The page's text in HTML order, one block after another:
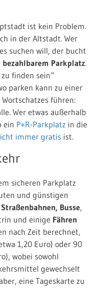
ist kein Problem.
in der Altstadt. Wer
suchen will, der bucht
bezahlbarem Parkplatz.
finden sein“
parken kann zu einer
führen:
Wer etwas außerhalb
ein P+R-Parkplatz in die
immer gratis ist.
sicheren Parkplatz
und günstigen
Busse,
und einige Fähren
nach Zeit berechnet,
1,20 Euro) oder 90
wobei sowohl
gewechselt
eine Tageskarte zu